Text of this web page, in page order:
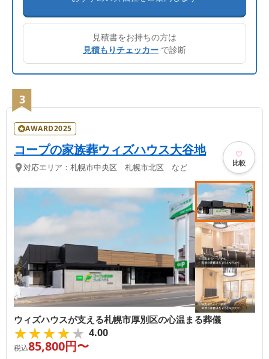
見積書をお持ちの方は
見積もりチェッカー で診断
3
AWARD2025
コープの家族葬ウィズハウス大谷地
対応エリア： 札幌市中央区 札幌市北区 など 比較
ウィズハウスが支える札幌市厚別区の心温まる葬儀
★★★★★
★★★★★ 4.00
税込85,800円〜